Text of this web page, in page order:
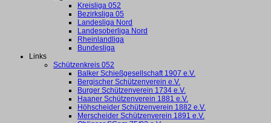
Kreisliga 052
Bezirksliga 05
Landesliga Nord
Landesoberliga Nord
Rheinlandliga
Bundesliga
Links
Schützenkreis 052
Balker Schießgesellschaft 1907 e.V.
Bergischer Schützenverein e.V.
Burger Schützenverein 1734 e.V.
Haaner Schützenverein 1881 e.V.
Höhscheider Schützenverein 1882 e.V.
Merscheider Schützenverein 1891 e.V.